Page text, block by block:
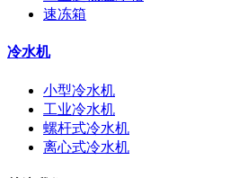
速冻箱
冷水机
小型冷水机
工业冷水机
螺杆式冷水机
离心式冷水机